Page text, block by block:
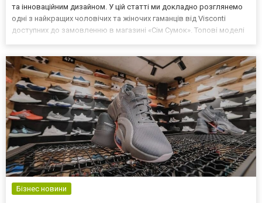
та інноваційним дизайном. У цій статті ми докладно розглянемо
одні з найкращих чоловічих та жіночих гаманців від Visconti
доступних до замовленню в магазині «Сім Сумок». Топові моделі
Бізнес новини